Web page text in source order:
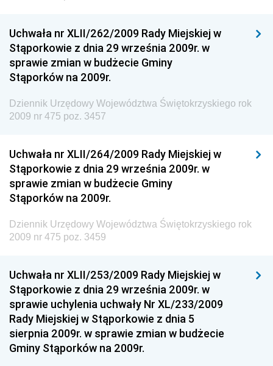
Dziennik Urzędowy Ministra Sprawiedliwości
Dziennik Urzędowy Ministra Rozwoju i Finansów
Dziennik Urzędowy Wyższego Urzędu Górniczego
Dziennik Urzędowy Prezesa Urzędu Transportu
Kolejowego
Technologii
Dziennik Urzędowy Ministra Inwestycji i Rozwoju
Dziennik Urzędowy Naczelnego Dyrektora Archiwów
Państwowych
Dziennik Urzędowy Ministra Finansów, Inwestycji i
Rozwoju
Dziennik Urzędowy Ministra Sportu
Dziennik Urzędowy Ministra Funduszy i Polityki
Regionalnej
Dziennik Urzędowy Ministra Aktywów Państwowych
Dziennik Urzędowy Ministra Zdrowia
Uchwała nr XLII/262/2009 Rady Miejskiej w
Stąporkowie z dnia 29 września 2009r. w
sprawie zmian w budżecie Gminy
Stąporków na 2009r.
Dziennik Urzędowy Województwa Świętokrzyskiego rok
2009 nr 475 poz. 3457
Uchwała nr XLII/264/2009 Rady Miejskiej w
Stąporkowie z dnia 29 września 2009r. w
sprawie zmian w budżecie Gminy
Stąporków na 2009r.
Dziennik Urzędowy Województwa Świętokrzyskiego rok
2009 nr 475 poz. 3459
Uchwała nr XLII/253/2009 Rady Miejskiej w
Stąporkowie z dnia 29 września 2009r. w
sprawie uchylenia uchwały Nr XL/233/2009
Rady Miejskiej w Stąporkowie z dnia 5
sierpnia 2009r. w sprawie zmian w budżecie
Gminy Stąporków na 2009r.